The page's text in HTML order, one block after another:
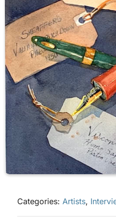
Categories: Artists,